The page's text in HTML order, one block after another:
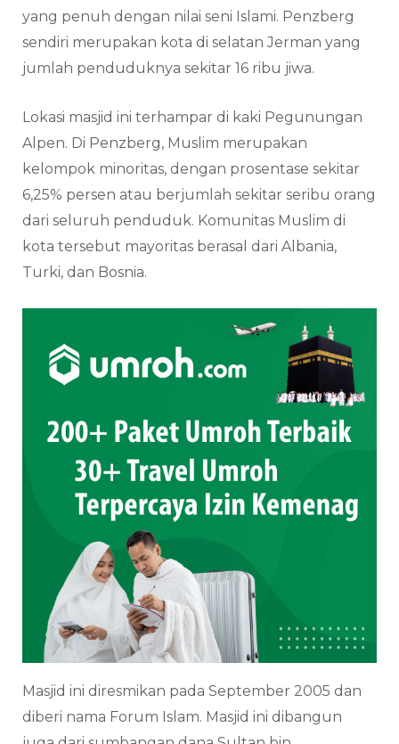
yang penuh dengan nilai seni Islami. Penzberg
sendiri merupakan kota di selatan Jerman yang
jumlah penduduknya sekitar 16 ribu jiwa.
Lokasi masjid ini terhampar di kaki Pegunungan
Alpen. Di Penzberg, Muslim merupakan
kelompok minoritas, dengan prosentase sekitar
6,25% persen atau berjumlah sekitar seribu orang
dari seluruh penduduk. Komunitas Muslim di
kota tersebut mayoritas berasal dari Albania,
Turki, dan Bosnia.
Masjid ini diresmikan pada September 2005 dan
diberi nama Forum Islam. Masjid ini dibangun